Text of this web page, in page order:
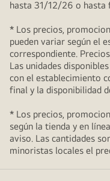
hasta 31/12/26 o hasta
* Los precios,
pueden variar según el
correspondiente.
Las unidades
con el establecimiento
final y la disponibilidad
* Los precios,
según la tienda y en
aviso. Las cantidades
minoristas locales el